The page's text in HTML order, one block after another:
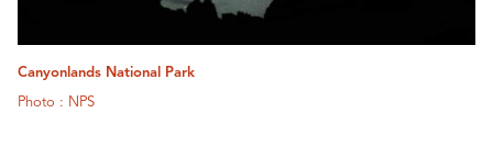
Canyonlands National Park
Photo : NPS